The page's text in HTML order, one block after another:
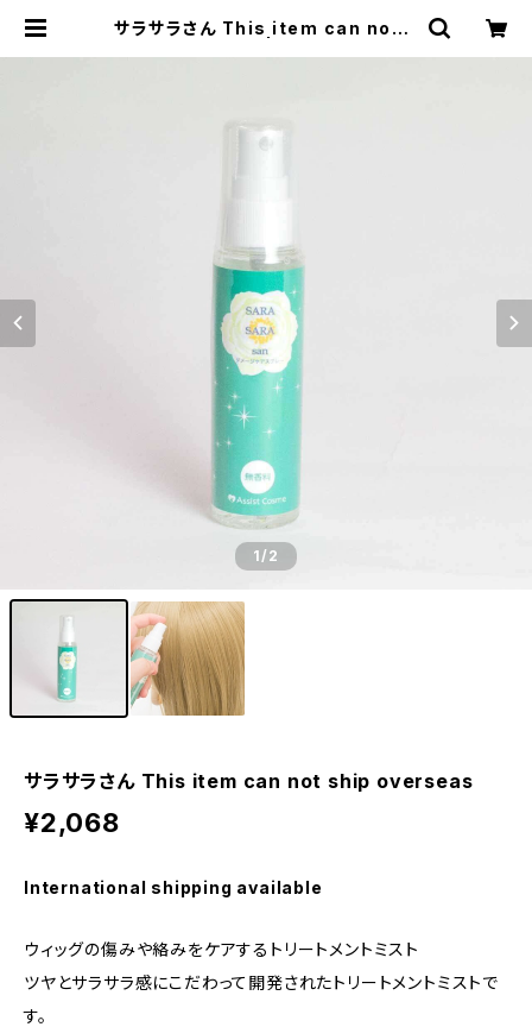
サラサラさん This item can not s
1/2
サラサラさん This item can not ship overseas
¥2,068
International shipping available
ウィッグの傷みや絡みをケアするトリートメントミスト
ツヤとサラサラ感にこだわって開発されたトリートメントミストで
す。